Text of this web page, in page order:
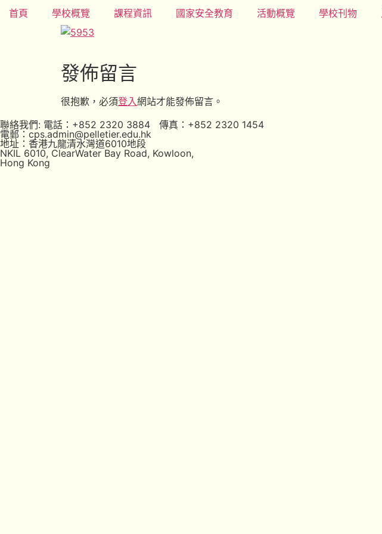
首頁 學校概覽 課程資訊 國家安全教育 活動概覽 學校刊物
發佈留言
很抱歉，必須登入網站才能發佈留言。
聯絡我們: 電話：+852 2320 3884 傳真：+852 2320 1454
電郵：cps.admin@pelletier.edu.hk
地址：香港九龍清水灣道6010地段
NKIL 6010, ClearWater Bay Road, Kowloon,
Hong Kong